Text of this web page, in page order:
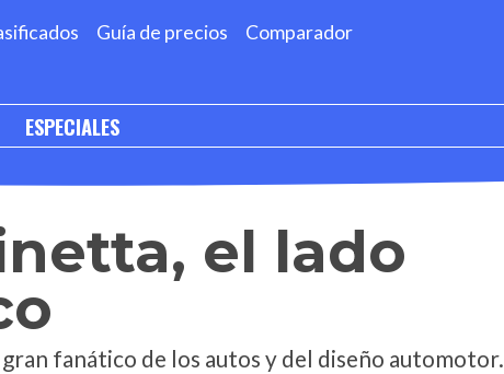
Guía de precios Comparador
ESPECIALES
el lado
fanático de los autos y del diseño automotor.